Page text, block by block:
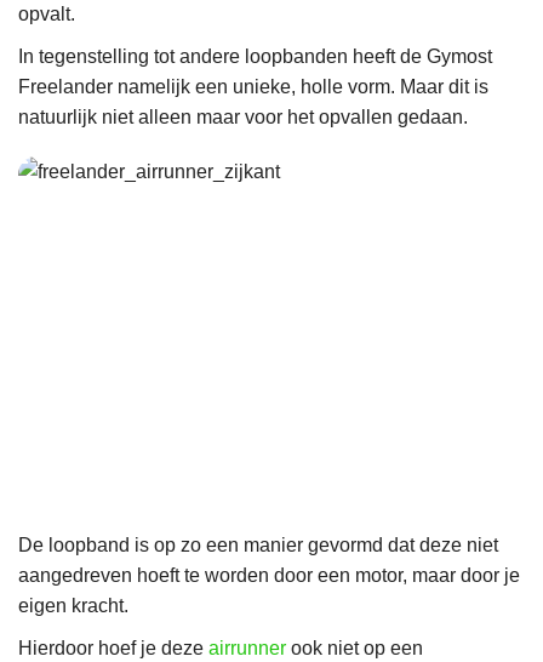
opvalt.
In tegenstelling tot andere loopbanden heeft de Gymost
Freelander namelijk een unieke, holle vorm. Maar dit is
natuurlijk niet alleen maar voor het opvallen gedaan.
De loopband is op zo een manier gevormd dat deze niet
aangedreven hoeft te worden door een motor, maar door je
eigen kracht.
Hierdoor hoef je deze airrunner ook niet op een